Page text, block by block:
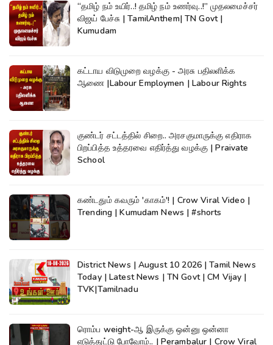
“தமிழ் நம் உயிர்..! தமிழ் நம் உணர்வு..!” முதலமைச்சர்
விஜய் பேச்சு | TamilAnthem| TN Govt |
Kumudam
கட்டாய விடுமுறை வழக்கு - அரசு பதிலளிக்க
ஆணை |Labour Employmen | Labour Rights
குண்டர் சட்டத்தில் சிறை.. அரசகுமாருக்கு எதிராக
பிறப்பித்த உத்தரவை எதிர்த்து வழக்கு | Praivate
School
கண்டதும் கவரும் 'காகம்'! | Crow Viral Video |
Trending | Kumudam News | #shorts
District News | August 10 2026 | Tamil News
Today | Latest News | TN Govt | CM Vijay |
TVK|Tamilnadu
ரொம்ப weight-ஆ இருக்கு ஒன்னு ஒன்னா
எடுத்துட்டு போவோம்.. | Perambalur | Crow Viral